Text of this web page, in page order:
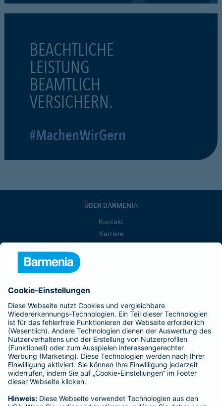
BEACHTLICHE
LEISTUNG
BEAMTLICH
VERSICHERN.
#MachenWirGern
ÜBER BARMENIA
Kontakt
Karriere
Barmenia ist Teil der BarmeniaGothaer
BELIEBTE SEITEN
Kranken-Zusatzversicherung
Tierversicherungen
Haftpflichtversicherung
Hausratversicherung